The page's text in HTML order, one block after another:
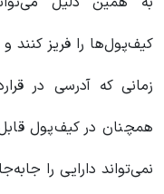
کیف‌پول‌ها را فریز کنند
زمانی که آدرسی در
همچنان در کیف‌پول
نمی‌تواند دارایی را